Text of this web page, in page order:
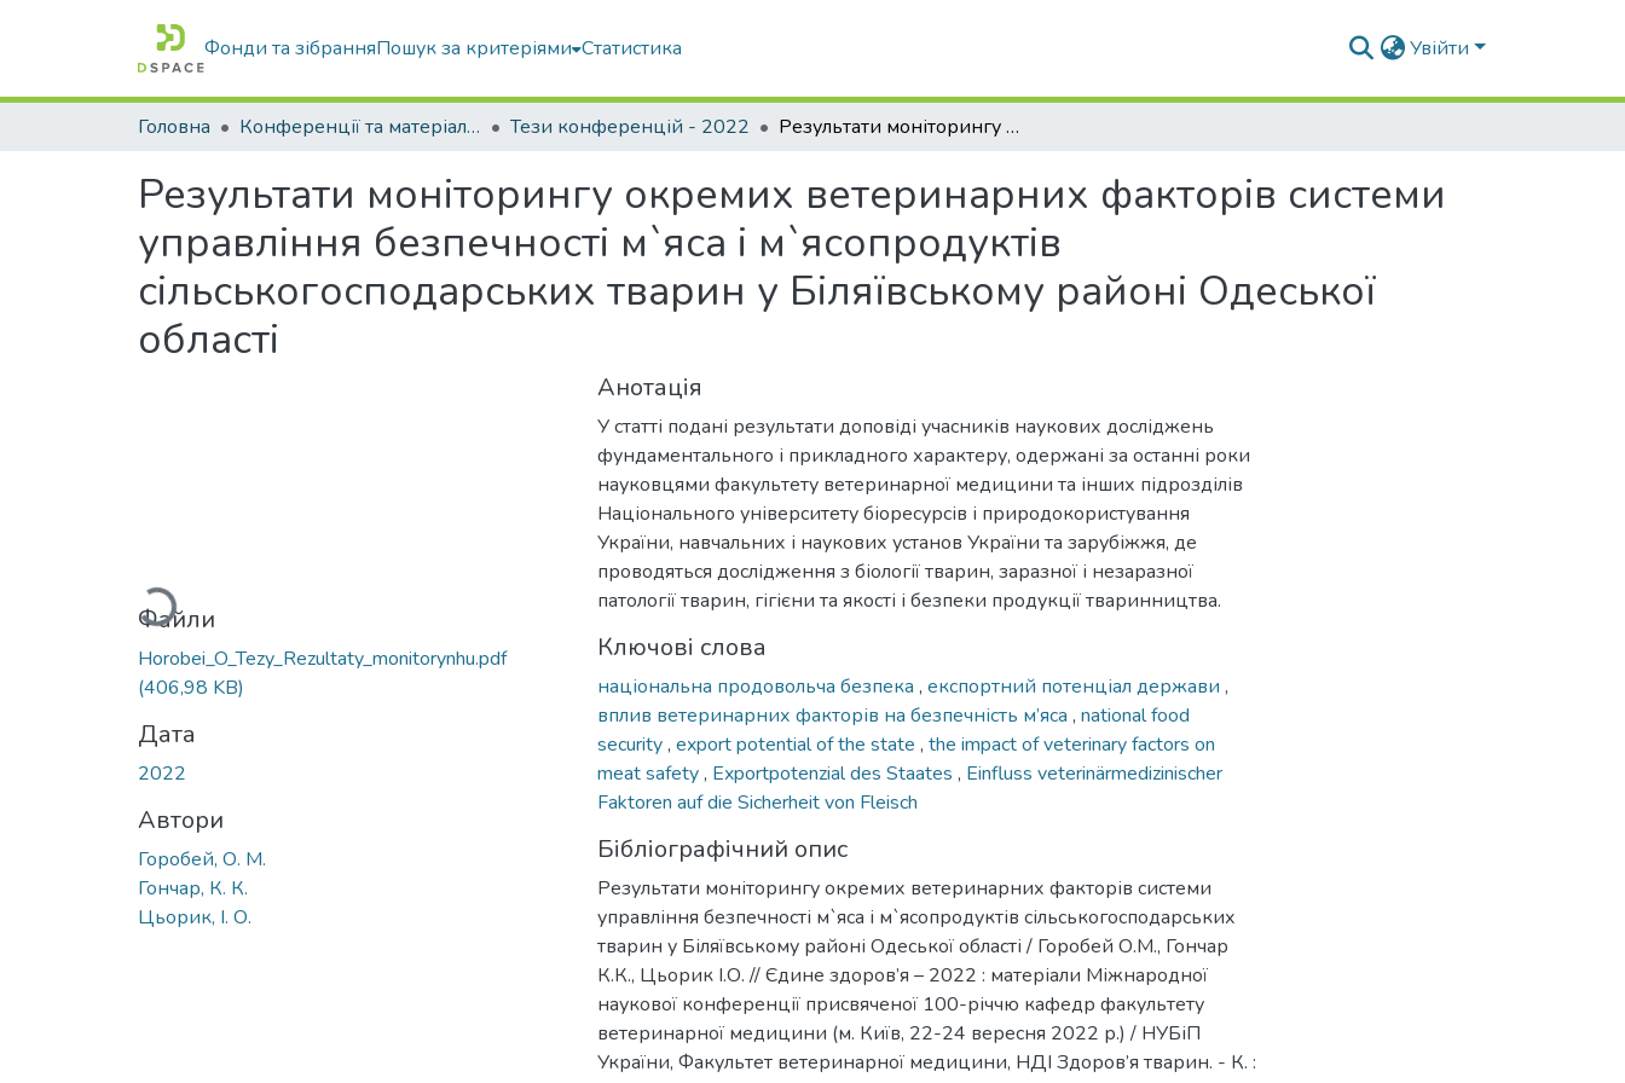
Фонди та зібранняПошук за критеріями Статистика Увійти
Головна Конференції та матеріали конференцій Тези конференцій - 2022 Результати моніторингу окремих ветеринарних факторів системи управління безпечності м`яса і м`ясопродуктів сільськогосподарських тварин у Біляївському районі Одеської області
Результати моніторингу окремих ветеринарних факторів системи
управління безпечності м`яса і м`ясопродуктів
сільськогосподарських тварин у Біляївському районі Одеської
області
Вантажиться...
Файли
Horobei_O_Tezy_Rezultaty_monitorynhu.pdf
(406,98 KB)
Дата
2022
Автори
Горобей, О. М.
Гончар, К. К.
Цьорик, І. О.
Анотація
У статті подані результати доповіді учасників наукових досліджень
фундаментального і прикладного характеру, одержані за останні роки
науковцями факультету ветеринарної медицини та інших підрозділів
Національного університету біоресурсів і природокористування
України, навчальних і наукових установ України та зарубіжжя, де
проводяться дослідження з біології тварин, заразної і незаразної
патології тварин, гігієни та якості і безпеки продукції тваринництва.
Ключові слова
національна продовольча безпека , експортний потенціал держави ,
вплив ветеринарних факторів на безпечність м’яса , national food
security, export potential of the state , the impact of veterinary factors on
meat safety, Exportpotenzial des Staates , Einfluss veterinärmedizinischer
Faktoren auf die Sicherheit von Fleisch
Бібліографічний опис
Результати моніторингу окремих ветеринарних факторів системи
управління безпечності м`яса і м`ясопродуктів сільськогосподарських
тварин у Біляївському районі Одеської області / Горобей О.М., Гончар
К.К., Цьорик І.О. // Єдине здоров’я – 2022 : матеріали Міжнародної
наукової конференції присвяченої 100-річчю кафедр факультету
ветеринарної медицини (м. Київ, 22-24 вересня 2022 р.) / НУБіП
України, Факультет ветеринарної медицини, НДІ Здоров’я тварин. - К. :